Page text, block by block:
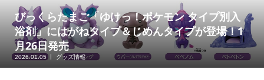
びっくらたまご「ゆけっ！ポケモン タイプ別入
浴剤」にはがねタイプ＆じめんタイプが登場！1
月26日発売
2026.01.05 グッズ情報